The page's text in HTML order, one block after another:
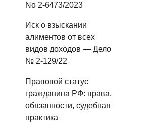
No 2-6473/2023
Иск о взыскании
алиментов от всех
видов доходов — Дело
№ 2-129/22
Правовой статус
гражданина РФ: права,
обязанности, судебная
практика